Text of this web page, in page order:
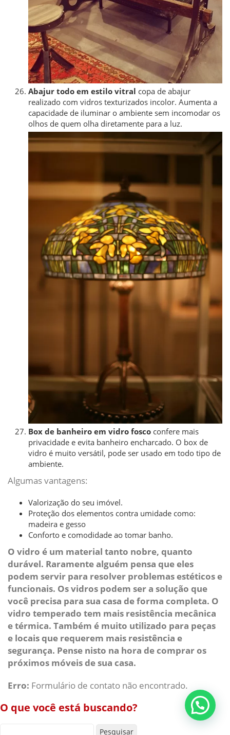
O que você está buscando?
Abajur todo em estilo vitral copa de abajur
realizado com vidros texturizados incolor. Aumenta a
capacidade de iluminar o ambiente sem incomodar os
olhos de quem olha diretamente para a luz.
Box de banheiro em vidro fosco confere mais
privacidade e evita banheiro encharcado. O box de
vidro é muito versátil, pode ser usado em todo tipo de
ambiente.
Algumas vantagens:
Valorização do seu imóvel.
Proteção dos elementos contra umidade como:
madeira e gesso
Conforto e comodidade ao tomar banho.
O vidro é um material tanto nobre, quanto
durável. Raramente alguém pensa que eles
podem servir para resolver problemas estéticos e
funcionais. Os vidros podem ser a solução que
você precisa para sua casa de forma completa. O
vidro temperado tem mais resistência mecânica
e térmica. Também é muito utilizado para peças
e locais que requerem mais resistência e
segurança. Pense nisto na hora de comprar os
próximos móveis de sua casa.
Erro: Formulário de contato não encontrado.